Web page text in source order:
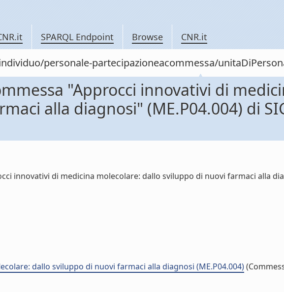
SPARQL Endpoint Browse CNR.it
personale-partecipazioneacommessa/
"Approcci innovativi di
alla diagnosi" (ME.P04.004) di
innovativi di medicina molecolare: dallo sviluppo di nuovi farmaci alla
dallo sviluppo di nuovi farmaci alla diagnosi (ME.P04.004)